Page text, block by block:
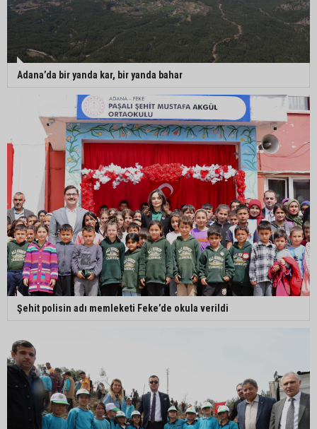
Adana’da bir yanda kar, bir yanda bahar
Şehit polisin adı memleketi Feke’de okula verildi